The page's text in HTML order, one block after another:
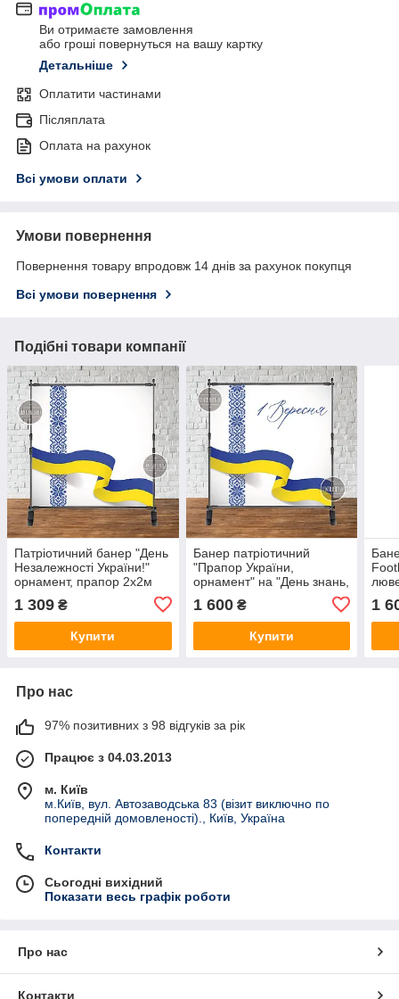
Ви отримаєте замовлення
або гроші повернуться на вашу картку
Детальніше
Оплатити частинами
Післяплата
Оплата на рахунок
Всі умови оплати
Умови повернення
Повернення товару впродовж 14 днів за рахунок покупця
Всі умови повернення
Подібні товари компанії
Патріотичний банер "День
Незалежності України!"
орнамент, прапор 2х2м
Без напису
1 309 ₴
Купити
Банер патріотичний
"Прапор України,
орнамент" на "День знань,
Фотозона (вінілу) (Без
каркаса) -
1 600₴
Купити
1
Про нас
97% позитивних з 98 відгуків за рік
Працює з 04.03.2013
м. Київ
м.Київ, вул. Автозаводська 83 (візит виключно по
попередній домовленості)., Київ, Україна
Контакти
Сьогодні вихідний
Показати весь графік роботи
Про нас
Контакти